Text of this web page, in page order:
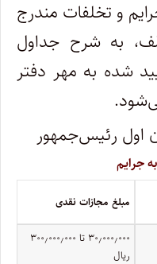
و تخلفات مندرج
به شرح جداول
تایید شده به مهر دفتر
اول رئیس‌جمهور
مبلغ مجازات نقدی
۳۰٫۰۰۰٫۰۰۰ تا ۳۰۰٫۰۰۰٫۰۰۰
ریال